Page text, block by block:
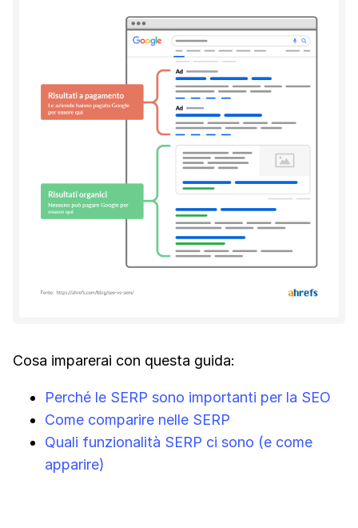
Cosa imparerai con questa guida:
Perché le SERP sono importanti per la SEO
Come comparire nelle SERP
Quali funzionalità SERP ci sono (e come
apparire)